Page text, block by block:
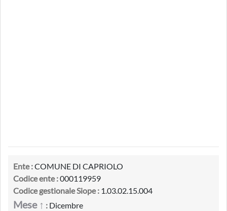
Ente :COMUNE DI CAPRIOLO
Codice ente :000119959
Codice gestionale Siope : 1.03.02.15.004
Mese ↑ : Dicembre